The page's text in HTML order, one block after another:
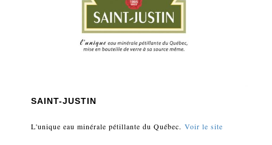
SAINT-JUSTIN
L'unique eau minérale pétillante du Québec. Voir le site